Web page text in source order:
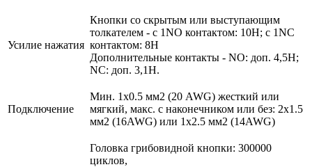
Усилие нажатия
Кнопки со скрытым или выступающим
толкателем - с 1NO контактом: 10Н; с 1NC
контактом: 8Н
Дополнительные контакты - NO: доп. 4,5Н;
NC: доп. 3,1Н.
Подключение
Мин. 1х0.5 мм2 (20 AWG) жесткий или
мягкий, макс. c наконечником или без: 2х1.5
мм2 (16AWG) или 1х2.5 мм2 (14AWG)
Головка грибовидной кнопки: 300000
циклов,